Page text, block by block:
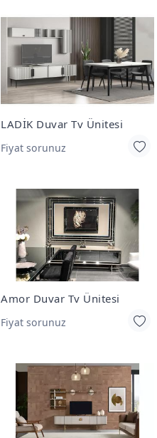
LADİK Duvar Tv Ünitesi
Fiyat sorunuz
Amor Duvar Tv Ünitesi
Fiyat sorunuz